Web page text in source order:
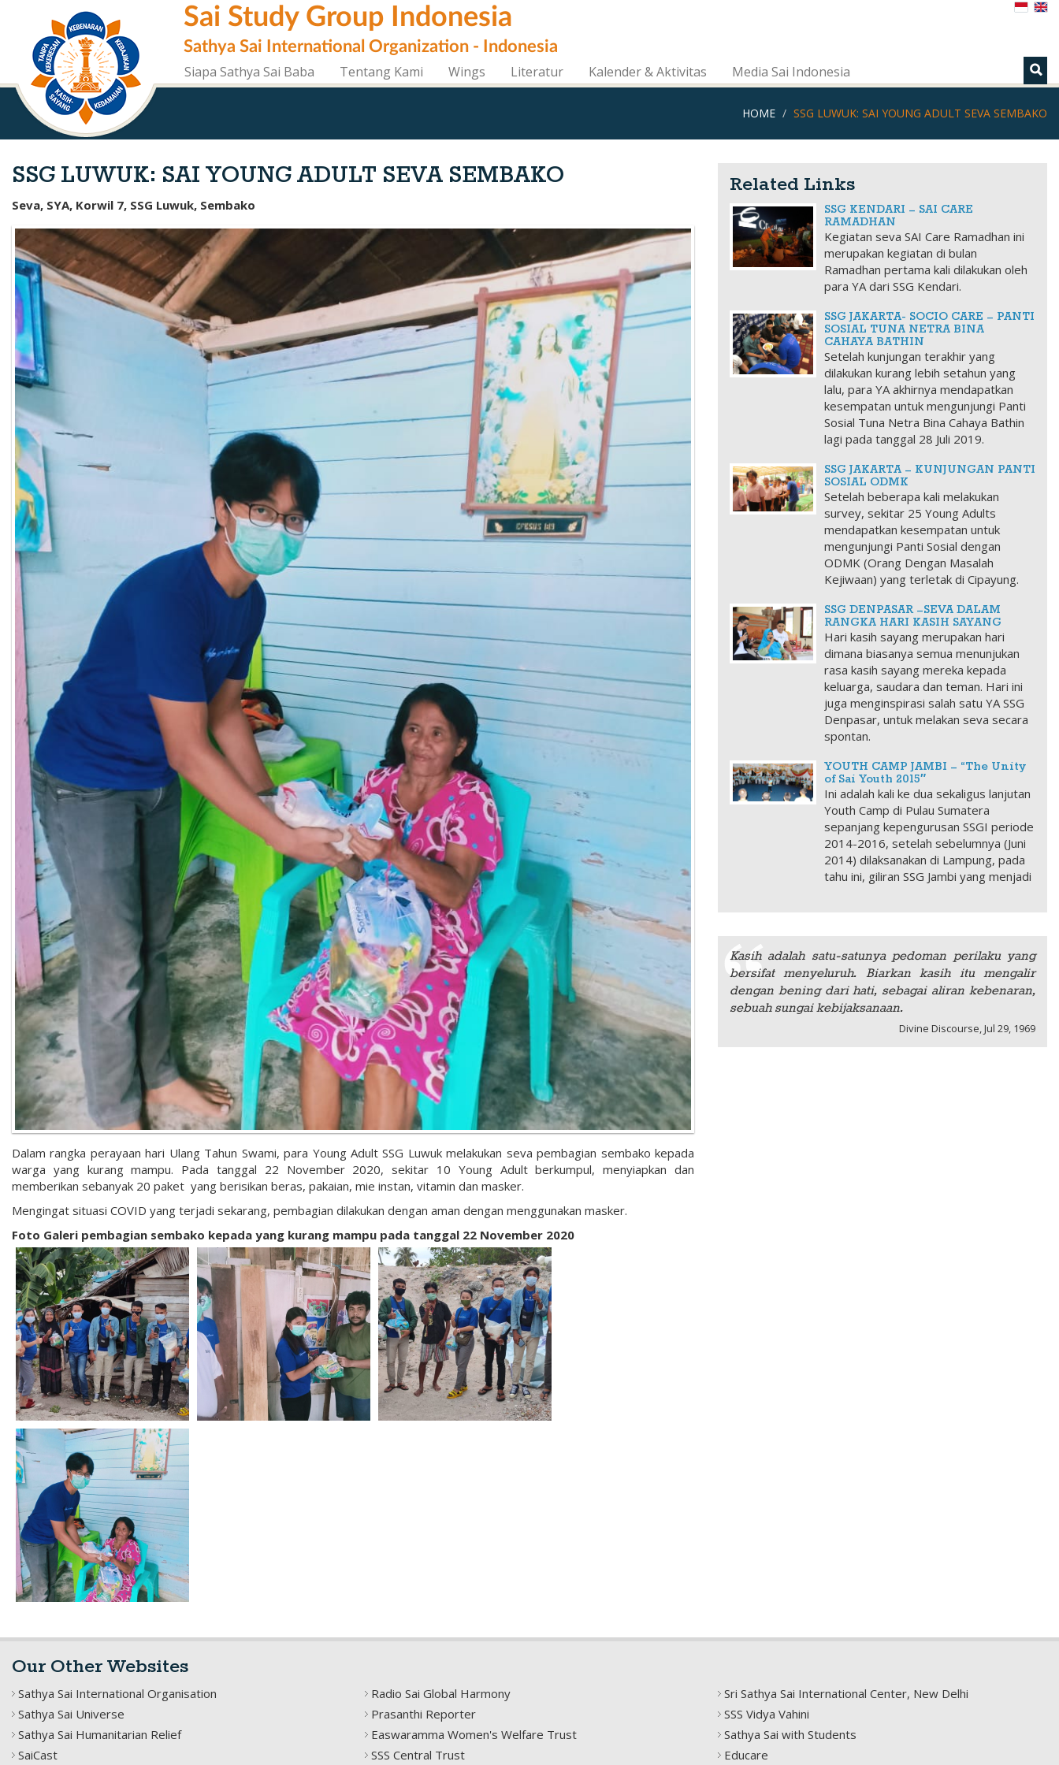
content
Sai Study Group Indonesia
Sathya Sai International Organization - Indonesia
Siapa Sathya Sai Baba
Tentang Kami Wings Literatur Kalender & Aktivitas Media Sai Indonesia
HOME SSG LUWUK: SAI YOUNG ADULT SEVA SEMBAKO
SSG LUWUK: SAI YOUNG ADULT SEVA SEMBAKO
Seva, SYA, Korwil 7, SSG Luwuk, Sembako
Dalam rangka perayaan hari Ulang Tahun Swami, para Young Adult SSG Luwuk melakukan seva pembagian sembako kepada
warga yang kurang mampu. Pada tanggal 22 November 2020, sekitar 10 Young Adult berkumpul, menyiapkan dan
memberikan sebanyak 20 paket yang berisikan beras, pakaian, mie instan, vitamin dan masker.
Mengingat situasi COVID yang terjadi sekarang, pembagian dilakukan dengan aman dengan menggunakan masker.
Foto Galeri pembagian sembako kepada yang kurang mampu pada tanggal 22 November 2020
Related Links
SSG KENDARI – SAI CARE
RAMADHAN
Kegiatan seva SAI Care Ramadhan ini
merupakan kegiatan di bulan
Ramadhan pertama kali dilakukan oleh
para YA dari SSG Kendari.
SSG JAKARTA- SOCIO CARE – PANTI
SOSIAL TUNA NETRA BINA
CAHAYA BATHIN
Setelah kunjungan terakhir yang
dilakukan kurang lebih setahun yang
lalu, para YA akhirnya mendapatkan
kesempatan untuk mengunjungi Panti
Sosial Tuna Netra Bina Cahaya Bathin
lagi pada tanggal 28 Juli 2019.
SSG JAKARTA – KUNJUNGAN PANTI
SOSIAL ODMK
Setelah beberapa kali melakukan
survey, sekitar 25 Young Adults
mendapatkan kesempatan untuk
mengunjungi Panti Sosial dengan
ODMK (Orang Dengan Masalah
Kejiwaan) yang terletak di Cipayung.
SSG DENPASAR –SEVA DALAM
RANGKA HARI KASIH SAYANG
Hari kasih sayang merupakan hari
dimana biasanya semua menunjukan
rasa kasih sayang mereka kepada
keluarga, saudara dan teman. Hari ini
juga menginspirasi salah satu YA SSG
Denpasar, untuk melakan seva secara
spontan.
YOUTH CAMP JAMBI – “The Unity
of Sai Youth 2015″
Ini adalah kali ke dua sekaligus lanjutan
Youth Camp di Pulau Sumatera
sepanjang kepengurusan SSGI periode
2014-2016, setelah sebelumnya (Juni
2014) dilaksanakan di Lampung, pada
tahu ini, giliran SSG Jambi yang menjadi
Kasih adalah satu-satunya pedoman perilaku yang
bersifat menyeluruh. Biarkan kasih itu mengalir
dengan bening dari hati, sebagai aliran kebenaran,
sebuah sungai kebijaksanaan.
Divine Discourse, Jul 29, 1969
Our Other Websites
Sathya Sai International Organisation
Sathya Sai Universe
Sathya Sai Humanitarian Relief
SaiCast
Radio Sai Global Harmony
Prasanthi Reporter
Easwaramma Women's Welfare Trust
SSS Central Trust
Sri Sathya Sai International Center, New Delhi
SSS Vidya Vahini
Sathya Sai with Students
Educare